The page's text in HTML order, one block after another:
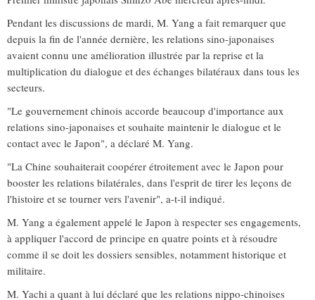
Pendant les discussions de mardi, M. Yang a fait remarquer que
depuis la fin de l'année dernière, les relations sino-japonaises
avaient connu une amélioration illustrée par la reprise et la
multiplication du dialogue et des échanges bilatéraux dans tous les
secteurs.
"Le gouvernement chinois accorde beaucoup d'importance aux
relations sino-japonaises et souhaite maintenir le dialogue et le
contact avec le Japon", a déclaré M. Yang.
"La Chine souhaiterait coopérer étroitement avec le Japon pour
booster les relations bilatérales, dans l'esprit de tirer les leçons de
l'histoire et se tourner vers l'avenir", a-t-il indiqué.
M. Yang a également appelé le Japon à respecter ses engagements,
à appliquer l'accord de principe en quatre points et à résoudre
comme il se doit les dossiers sensibles, notamment historique et
militaire.
M. Yachi a quant à lui déclaré que les relations nippo-chinoises